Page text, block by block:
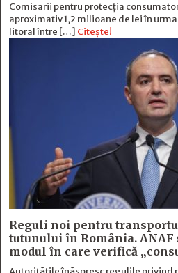
Comisarii pentru protecția
aproximativ 1,2 milioane de lei în
litoral între […] Citește!
Reguli noi pentru
tutunului în România. ANAF
modul în care verifică